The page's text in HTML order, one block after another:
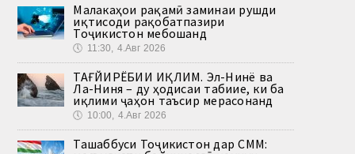
Малакаҳои рақамӣ заминаи рушди
иқтисоди рақобатпазири
Тоҷикистон мебошанд
🕔 11:30, 4.Авг 2026
ТАҒЙИРЁБИИ ИҚЛИМ. Эл-Нинё ва
Ла-Ниня – ду ҳодисаи табиие, ки ба
иқлими ҷаҳон таъсир мерасонанд
🕔 10:00, 4.Авг 2026
Ташаббуси Тоҷикистон дар СММ: